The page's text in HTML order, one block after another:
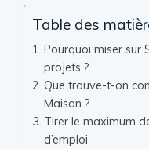
Table des
Pourquoi miser sur
projets ?
Que trouve-t-on
Maison ?
Tirer le maximum
d’emploi